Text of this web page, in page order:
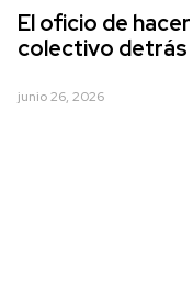
El oficio de
colectivo detrás
junio 26, 2026